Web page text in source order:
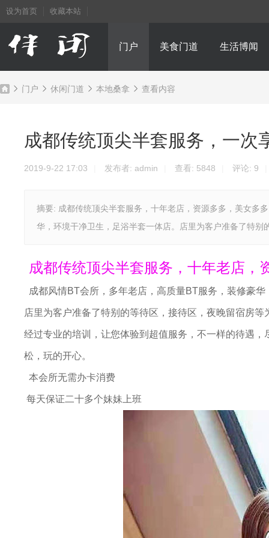
设为首页 收藏本站
门户 美食门道 生活博闻
门户
›
休闲门道
›
本地桑拿
›
查看内容
成都传统顶尖半套服务，一次
2019-9-22 17:03 发布者: admin 查看: 5848 评论: 9
摘要: 成都传统顶尖半套服务，十年老店，资源多多，美女多
华，环境干净卫生，足浴半套一体店。店里为客户准备了特
成都传统顶尖半套服务，十年老店，
成都风情BT会所，多年老店，高质量BT服务，装修豪
店里为客户准备了特别的等待区，接待区，夜晚留宿房
经过专业的培训，让您体验到超值服务，不一样的待遇
松，玩的开心。
本会所无需办卡消费
每天保证二十多个妹妹上班